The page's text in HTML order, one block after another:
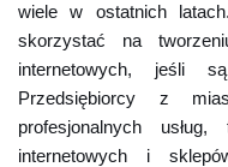
wiele w ostatnich
skorzystać na
internetowych, jeśli
Przedsiębiorcy z
profesjonalnych
internetowych i